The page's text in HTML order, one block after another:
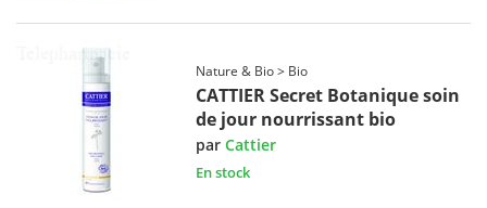
Nature & Bio > Bio
CATTIER Secret Botanique soin
de jour nourrissant bio
parCattier
En stock